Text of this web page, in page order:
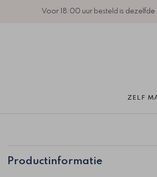
Voor 18:00 uur besteld is
ZELF
Productinformatie